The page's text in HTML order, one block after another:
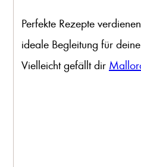
Perfekte Rezepte
ideale Begleitung für
Vielleicht gefällt dir